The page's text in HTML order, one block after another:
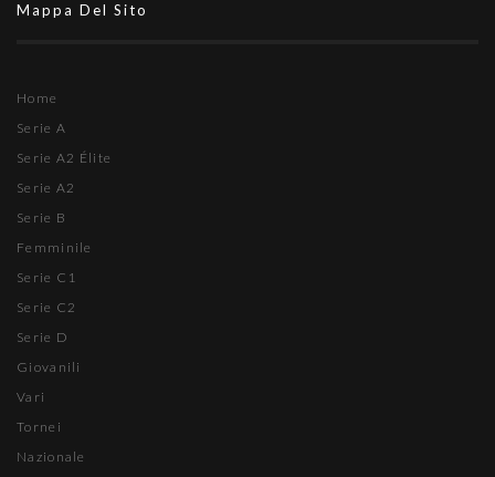
Mappa Del Sito
Home
Serie A
Serie A2 Élite
Serie A2
Serie B
Femminile
Serie C1
Serie C2
Serie D
Giovanili
Vari
Tornei
Nazionale